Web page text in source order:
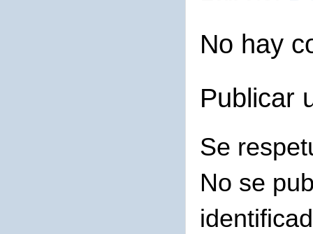
No hay
Publicar
Se
No se